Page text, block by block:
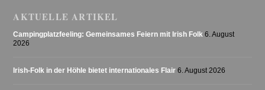
AKTUELLE ARTIKEL
Campingplatzfeeling: Gemeinsames Feiern mit Irish Folk 6. August
2026
Irish-Folk in der Höhle bietet internationales Flair 6. August 2026